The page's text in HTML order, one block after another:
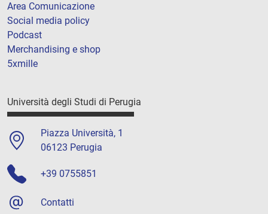
Area Comunicazione
Social media policy
Podcast
Merchandising e shop
5xmille
Università degli Studi di Perugia
Piazza Università, 1
06123 Perugia
+39 0755851
Contatti